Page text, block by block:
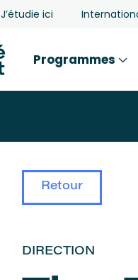
J’étudie ici
Programmes
Retour
DIRECTION